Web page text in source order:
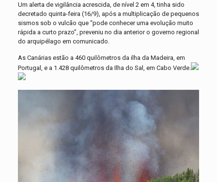
Um alerta de vigilância acrescida, de nível 2 em 4, tinha sido
decretado quinta-feira (16/9), após a multiplicação de pequenos
sismos sob o vulcão que “pode conhecer uma evolução muito
rápida a curto prazo”, preveniu no dia anterior o governo regional
do arquipélago em comunicado.
As Canárias estão a 460 quilômetros da ilha da Madeira, em
Portugal, e a 1.428 quilômetros da Ilha do Sal, em Cabo Verde.